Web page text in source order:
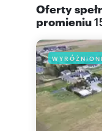
Oferty
promieniu